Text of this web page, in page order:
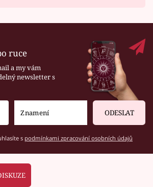
ruce
a my vám
newsletter s
ODESLAT
s podmínkami zpracování osobních údajů